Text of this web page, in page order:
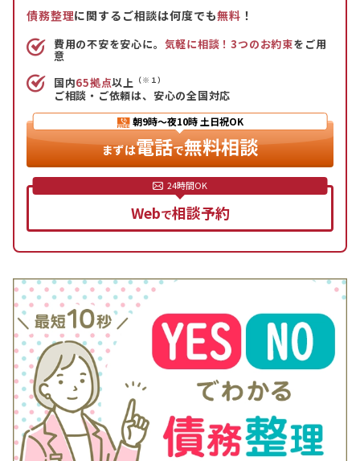
があります。
支払いが遅れるときには、「支払方法を変更する」
「債務整理を検討する」といった対処法が考えられ
ますが、より良い解決策を選ぶためにも、早めに弁
護士に相談すると良いでしょう。カードの支払いで
お悩みの方は、1人で悩まず、一度アディーレ法律
事務所にご相談ください。
債務整理に関するご相談は何度でも無料 ！
費用の不安を安心に。 気軽に相談！3つのお約束をご用
意
国内65拠点以上 （※１）
ご相談・ご依頼は、安心の全国対応
朝9時〜夜10時 土日祝OK
まずは電話で無料相談
Webで相談予約